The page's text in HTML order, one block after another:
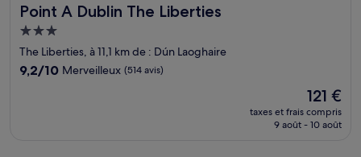
Point A Dublin The Liberties
Point A Dublin The Liberties
Hébergement
3.0 étoiles
The Liberties, à 11,1 km de : Dún Laoghaire
9.2
9,2/10 Merveilleux (514 avis)
Le
nouveau
prix
121 €
taxes et frais compris
9 août - 10 août